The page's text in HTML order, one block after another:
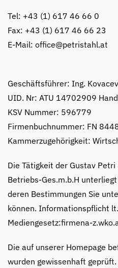
Tel: +43 (1) 617 46 66 0
Fax: +43 (1) 617 46 66 23
E-Mail: office@petristahl.at
Geschäftsführer: Ing.
UID. Nr: ATU 14702909
KSV Nummer: 596779
Firmenbuchnummer: FN
Kammerzugehörigkeit:
Die Tätigkeit der Gustav
Betriebs-Ges.m.b.H
deren Bestimmungen Sie
können. Informationspflicht
Mediengesetz:firmena-
Die auf unserer Homepage
wurden gewissenhaft